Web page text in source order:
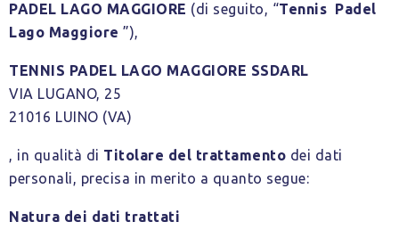
PADEL LAGO MAGGIORE (di seguito, “Tennis Padel
Lago Maggiore ”),
TENNIS PADEL LAGO MAGGIORE SSDARL
VIA LUGANO, 25
21016 LUINO (VA)
, in qualità di Titolare del trattamento dei dati
personali, precisa in merito a quanto segue:
Natura dei dati trattati